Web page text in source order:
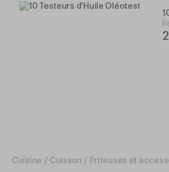
Cuisine / Cuisson / Friteuses et